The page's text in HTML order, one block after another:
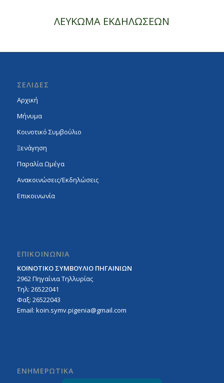
ΛΕΥΚΩΜΑ ΕΚΔΗΛΩΣΕΩΝ
ΣΕΛΙΔΕΣ
Αρχική
Μήνυμα
Κοινοτικό Συμβούλιο
Ξενάγηση
Παραλία Ωμέγα
Ανακοινώσεις/Εκδηλώσεις
Επικοινωνία
ΕΠΙΚΟΙΝΩΝΙΑ
ΚΟΙΝΟΤΙΚΟ ΣΥΜΒΟΥΛΙΟ ΠΗΓΑΙΝΙΩΝ
2962 Πηγαίνια Τηλλυρίας
Τηλ: 26522041
Φαξ: 26522043
Email: koin.symv.pigenia@gmail.com
ΕΝΗΜΕΡΩΤΙΚΑ